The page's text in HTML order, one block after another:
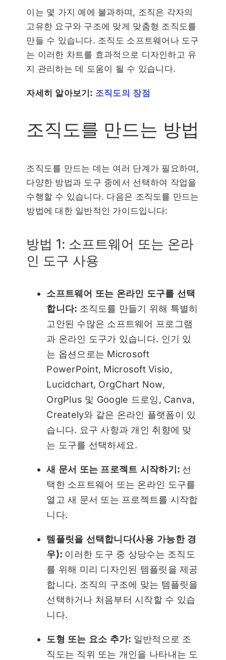
이는 몇 가지 예에 불과하며, 조직은 각자의
고유한 요구와 구조에 맞게 맞춤형 조직도를
만들 수 있습니다. 조직도 소프트웨어나 도구
는 이러한 차트를 효과적으로 디자인하고 유
지 관리하는 데 도움이 될 수 있습니다.
자세히 알아보기: 조직도의 장점
조직도를 만드는 방법
조직도를 만드는 데는 여러 단계가 필요하며,
다양한 방법과 도구 중에서 선택하여 작업을
수행할 수 있습니다. 다음은 조직도를 만드는
방법에 대한 일반적인 가이드입니다:
방법 1: 소프트웨어 또는 온라
인 도구 사용
소프트웨어 또는 온라인 도구를 선택
합니다: 조직도를 만들기 위해 특별히
고안된 수많은 소프트웨어 프로그램
과 온라인 도구가 있습니다. 인기 있
는 옵션으로는 Microsoft
PowerPoint, Microsoft Visio,
Lucidchart, OrgChart Now,
OrgPlus 및 Google 드로잉, Canva,
Creately와 같은 온라인 플랫폼이 있
습니다. 요구 사항과 개인 취향에 맞
는 도구를 선택하세요.
새 문서 또는 프로젝트 시작하기: 선
택한 소프트웨어 또는 온라인 도구를
열고 새 문서 또는 프로젝트를 시작합
니다.
템플릿을 선택합니다(사용 가능한 경
우): 이러한 도구 중 상당수는 조직도
를 위해 미리 디자인된 템플릿을 제공
합니다. 조직의 구조에 맞는 템플릿을
선택하거나 처음부터 시작할 수 있습
니다.
도형 또는 요소 추가: 일반적으로 조
직도는 직위 또는 개인을 나타내는 도